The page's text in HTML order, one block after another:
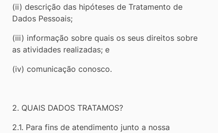
(ii) descrição das hipóteses de Tratamento de
Dados Pessoais;
(iii) informação sobre quais os seus direitos sobre
as atividades realizadas; e
(iv) comunicação conosco.
2. QUAIS DADOS TRATAMOS?
2.1. Para fins de atendimento junto a nossa